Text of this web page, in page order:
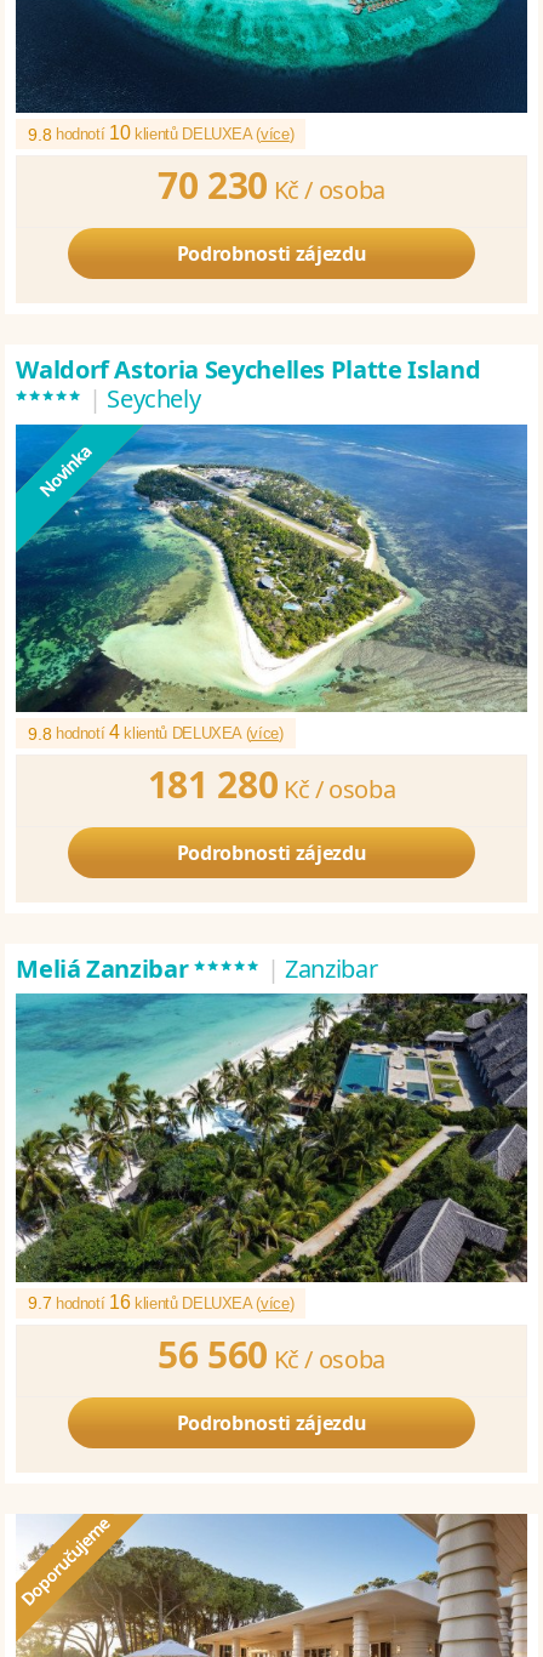
9.8 hodnotí 10klientů DELUXEA (více)
70 230 Kč / osoba
Podrobnosti zájezdu
Waldorf Astoria Seychelles Platte Island
***** | Seychely
9.8 hodnotí4klientů DELUXEA (více)
181 280 Kč /osoba
Podrobnosti zájezdu
Meliá Zanzibar***** | Zanzibar
9.7 hodnotí 16klientů DELUXEA (více)
56 560 Kč / osoba
Podrobnosti zájezdu